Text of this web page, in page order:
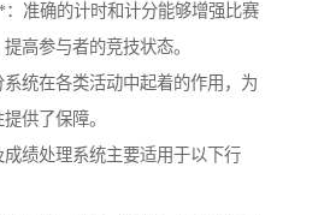
准确的计时和计分能够增强比赛
高参与者的竞技状态。
统在各类活动中起着的作用，为
供了保障。
绩处理系统主要适用于以下行